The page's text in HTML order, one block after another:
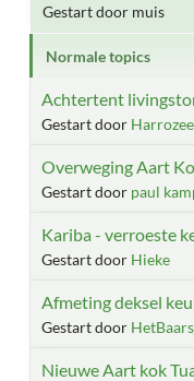
Gestart door muis
Normale topics
Achtertent
Gestart door
Overweging Aart
Gestart door paul
Kariba - verroeste
Gestart door Hieke
Afmeting deksel
Gestart door
Nieuwe Aart kok